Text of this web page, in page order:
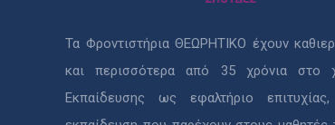
Τα Φροντιστήρια ΘΕΩΡΗΤΙΚΟ έχουν
και περισσότερα από 35 χρόνια στο
Εκπαίδευσης ως εφαλτήριο